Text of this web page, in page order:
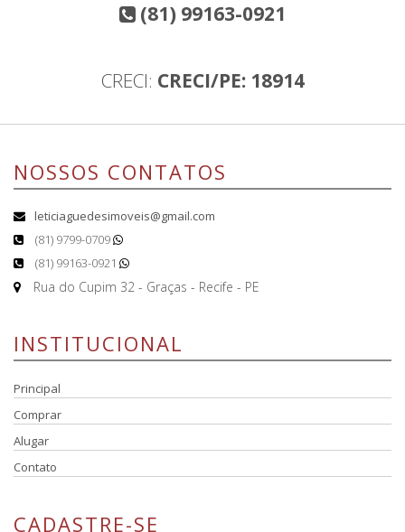
(81) 99163-0921
CRECI: CRECI/PE: 18914
NOSSOS CONTATOS
leticiaguedesimoveis@gmail.com
(81) 9799-0709
(81) 99163-0921
Rua do Cupim 32 - Graças - Recife - PE
INSTITUCIONAL
Principal
Comprar
Alugar
Contato
CADASTRE-SE